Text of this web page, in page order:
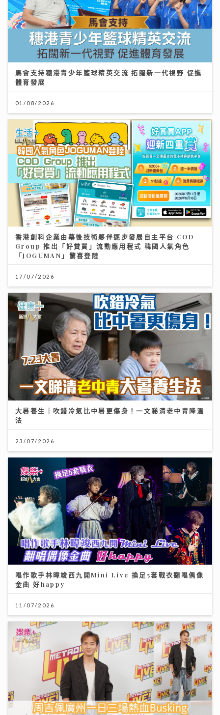
馬會支持穗港青少年籃球精英交流 拓闊新一代視野 促進
體育發展
01/08/2026
香港創科企業由幕後技術夥伴逐步發展自主平台 COD
Group 推出「好賞買」流動應用程式 韓國人氣角色
「JOGUMAN」驚喜登陸
17/07/2026
大暑養生｜吹錯冷氣比中暑更傷身！一文睇清老中青降溫
法
23/07/2026
唱作歌手林暐竣西九開Mini Live 換足5套戰衣翻唱偶像
金曲 好happy
11/07/2026